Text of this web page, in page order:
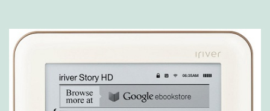
a
l
e